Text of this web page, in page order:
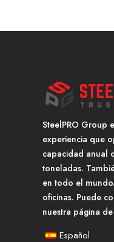
SteelPRO Group
experiencia que
capacidad anual
toneladas.
en todo el
oficinas. Puede
nuestra página
Español